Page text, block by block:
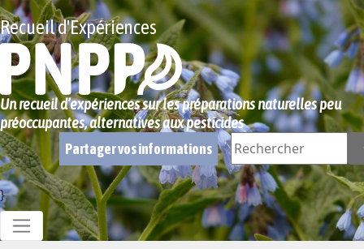
Recueil d'Expériences
Un recueil d’expériences sur les préparations naturelles peu
préoccupantes, alternatives aux pesticides
Partager vos informations
}